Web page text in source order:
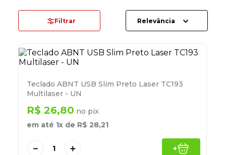
Filtrar Relevância
Teclado ABNT USB Slim Preto Laser TC193
Multilaser - UN
R$ 26,80 no pix
em até 1x de R$ 28,21
＋
－ +
papel toalha
6 º papel higienico
º desinfetante
º marca texto
10º cola